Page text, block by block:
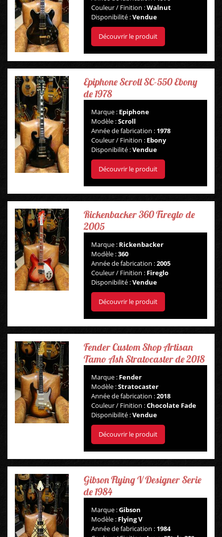
AMPLIS
PÉDALES ET EFFETS
AUTRE
Couleur / Finition :Walnut
Disponibilité :Vendue
Découvrir le produit
Epiphone Scroll SC-550 Ebony
de 1978
Marque : Epiphone
Modèle :Scroll
Année de fabrication : 1978
Couleur / Finition : Ebony
Disponibilité :Vendue
Découvrir le produit
Rickenbacker 360 Fireglo de
2005
Marque : Rickenbacker
Modèle :360
Année de fabrication :2005
Couleur / Finition : Fireglo
Disponibilité :Vendue
Découvrir le produit
Fender Custom Shop Artisan
Tamo Ash Stratocaster de 2018
Marque : Fender
Modèle :Stratocaster
Année de fabrication :2018
Couleur / Finition :Chocolate Fade
Disponibilité :Vendue
Découvrir le produit
Gibson Flying V Designer Serie
de 1984
Marque :Gibson
Modèle : Flying V
Année de fabrication : 1984